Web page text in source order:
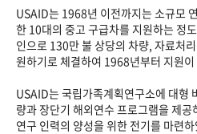
USAID는 1968년 이전까지는 소규모
한 10대의 중고 구급차를 지원하는 정
인으로 130만 불 상당의 차량, 자료처
원하기로 체결하여 1968년부터 지원이
USAID는 국립가족계획연구소에 대형
량과 장단기 해외연수 프로그램을 제
연구 인력의 양성을 위한 전기를 마련하